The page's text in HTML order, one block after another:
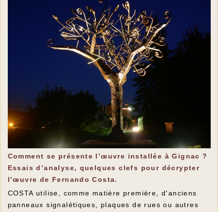
Comment se présente l’œuvre installée à Gignac ?
Essais d’analyse, quelques clefs pour décrypter
l’œuvre de Fernando Costa.
COSTA utilise, comme matière première, d'anciens
panneaux signalétiques, plaques de rues ou autres